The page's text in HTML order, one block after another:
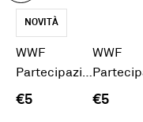
NOVITÀ
WWF
Partecipazione Oasi WWF Lago di Burano
€5
WWF
€5